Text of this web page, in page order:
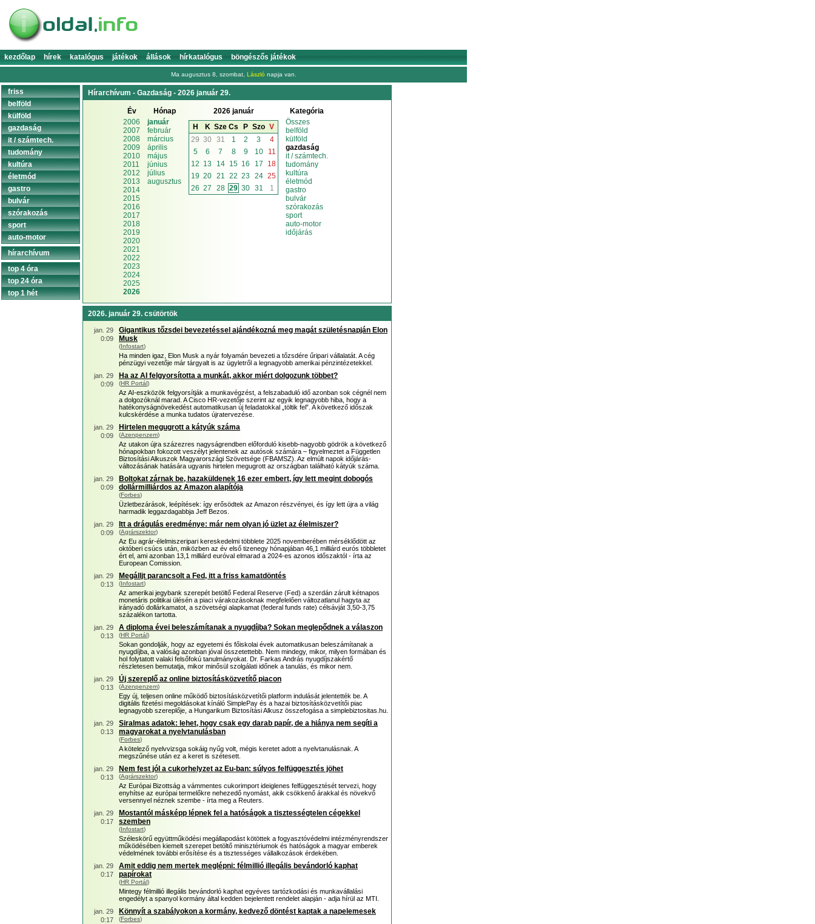
kezdőlap hírek katalógus játékok állások hírkatalógus böngészős játékok
Ma augusztus 8, szombat, László napja van.
Hírarchívum - Gazdaság - 2026 január 29.
Év
2006
2007
2008
2009
2010
2011
2012
2013
2014
2015
2016
2017
2018
2019
2020
2021
2022
2023
2024
2025
2026
Hónap
január
február
március
április
május
június
július
augusztus
2026 január
H
K Sze Cs P Szo V
29 30 31 1 2 3
4
5
6 7 8 9 10
11
12 13 14 15 16 17
18
19 20 21 22 23 24 25
26 27 28 29 30 31 1
Kategória
Összes
belföld
külföld
gazdaság
it / számtech.
tudomány
kultúra
életmód
gastro
bulvár
szórakozás
sport
auto-motor
időjárás
2026. január 29. csütörtök
jan. 29
0:09
Gigantikus tőzsdei bevezetéssel ajándékozná meg magát születésnapján Elon
Musk
(Infostart)
Ha minden igaz, Elon Musk a nyár folyamán bevezeti a tőzsdére űripari vállalatát. A cég
pénzügyi vezetője már tárgyalt is az ügyletről a legnagyobb amerikai pénzintézetekkel.
jan. 29
0:09
Ha az AI felgyorsította a munkát, akkor miért dolgozunk többet?
(HR Portál)
Az AI-eszközök felgyorsítják a munkavégzést, a felszabaduló idő azonban sok cégnél nem
a dolgozóknál marad. A Cisco HR-vezetője szerint az egyik legnagyobb hiba, hogy a
hatékonyságnövekedést automatikusan új feladatokkal „töltik fel”. A következő időszak
kulcskérdése a munka tudatos újratervezése.
jan. 29
0:09
Hirtelen megugrott a kátyúk száma
(Azenpenzem)
Az utakon újra százezres nagyságrendben előforduló kisebb-nagyobb gödrök a következő
hónapokban fokozott veszélyt jelentenek az autósok számára – figyelmeztet a Független
Biztosítási Alkuszok Magyarországi Szövetsége (FBAMSZ). Az elmúlt napok időjárás-
változásának hatására ugyanis hirtelen megugrott az országban található kátyúk száma.
jan. 29
0:09
Boltokat zárnak be, hazaküldenek 16 ezer embert, így lett megint dobogós
dollármilliárdos az Amazon alapítója
(Forbes)
Üzletbezárások, leépítések: így erősödtek az Amazon részvényei, és így lett újra a világ
harmadik leggazdagabbja Jeff Bezos.
jan. 29
0:09
Itt a drágulás eredménye: már nem olyan jó üzlet az élelmiszer?
(Agrárszektor)
Az Eu agrár-élelmiszeripari kereskedelmi többlete 2025 novemberében mérséklődött az
októberi csúcs után, miközben az év első tizenegy hónapjában 46,1 milliárd eurós többletet
ért el, ami azonban 13,1 milliárd euróval elmarad a 2024-es azonos időszaktól - írta az
European Comission.
jan. 29
0:13
Megálljt parancsolt a Fed, itt a friss kamatdöntés
(Infostart)
Az amerikai jegybank szerepét betöltő Federal Reserve (Fed) a szerdán zárult kétnapos
monetáris politikai ülésén a piaci várakozásoknak megfelelően változatlanul hagyta az
irányadó dollárkamatot, a szövetségi alapkamat (federal funds rate) célsávját 3,50-3,75
százalékon tartotta.
jan. 29
0:13
A diploma évei beleszámítanak a nyugdíjba? Sokan meglepődnek a válaszon
(HR Portál)
Sokan gondolják, hogy az egyetemi és főiskolai évek automatikusan beleszámítanak a
nyugdíjba, a valóság azonban jóval összetettebb. Nem mindegy, mikor, milyen formában és
hol folytatott valaki felsőfokú tanulmányokat. Dr. Farkas András nyugdíjszakértő
részletesen bemutatja, mikor minősül szolgálati időnek a tanulás, és mikor nem.
jan. 29
0:13
Új szereplő az online biztosításközvetítő piacon
(Azenpenzem)
Egy új, teljesen online működő biztosításközvetítői platform indulását jelentették be. A
digitális fizetési megoldásokat kínáló SimplePay és a hazai biztosításközvetítői piac
legnagyobb szereplője, a Hungarikum Biztosítási Alkusz összefogása a simplebiztositas.hu.
jan. 29
0:13
Siralmas adatok: lehet, hogy csak egy darab papír, de a hiánya nem segíti a
magyarokat a nyelvtanulásban
(Forbes)
A kötelező nyelvvizsga sokáig nyűg volt, mégis keretet adott a nyelvtanulásnak. A
megszűnése után ez a keret is szétesett.
jan. 29
0:13
Nem fest jól a cukorhelyzet az Eu-ban: súlyos felfüggesztés jöhet
(Agrárszektor)
Az Európai Bizottság a vámmentes cukorimport ideiglenes felfüggesztését tervezi, hogy
enyhítse az európai termelőkre nehezedő nyomást, akik csökkenő árakkal és növekvő
versennyel néznek szembe - írta meg a Reuters.
jan. 29
0:17
Mostantól másképp lépnek fel a hatóságok a tisztességtelen cégekkel
szemben
(Infostart)
Széleskörű együttműködési megállapodást kötöttek a fogyasztóvédelmi intézményrendszer
működésében kiemelt szerepet betöltő minisztériumok és hatóságok a magyar emberek
védelmének további erősítése és a tisztességes vállalkozások érdekében.
jan. 29
0:17
Amit eddig nem mertek meglépni: félmillió illegális bevándorló kaphat
papírokat
(HR Portál)
Mintegy félmillió illegális bevándorló kaphat egyéves tartózkodási és munkavállalási
engedélyt a spanyol kormány által kedden bejelentett rendelet alapján - adja hírül az MTI.
jan. 29
0:17
Könnyít a szabályokon a kormány, kedvező döntést kaptak a napelemesek
(Forbes)
friss
belföld
külföld
gazdaság
it / számtech.
tudomány
kultúra
életmód
gastro
bulvár
szórakozás
sport
auto-motor
hírarchívum
top 4 óra
top 24 óra
top 1 hét